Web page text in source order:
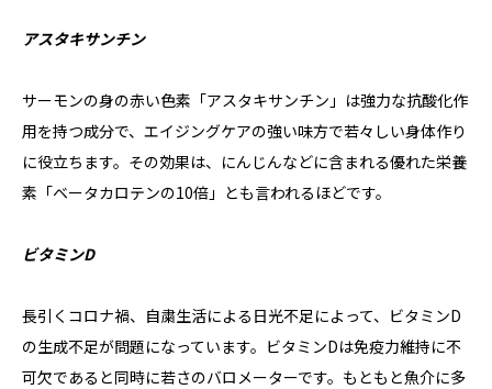
アスタキサンチン
サーモンの身の赤い色素「アスタキサンチン」は強力な抗酸化作
用を持つ成分で、エイジングケアの強い味方で若々しい身体作り
に役立ちます。その効果は、にんじんなどに含まれる優れた栄養
素「ベータカロテンの10倍」とも言われるほどです。
ビタミンD
長引くコロナ禍、自粛生活による日光不足によって、ビタミンD
の生成不足が問題になっています。ビタミンDは免疫力維持に不
可欠であると同時に若さのバロメーターです。もともと魚介に多